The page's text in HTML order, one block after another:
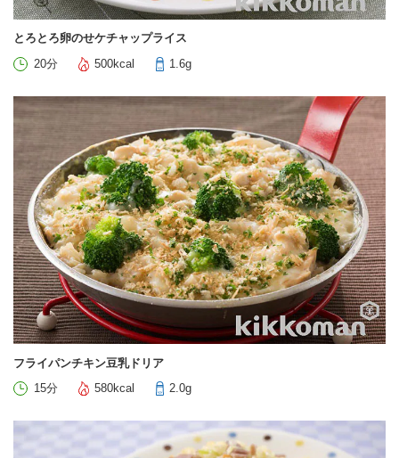
とろとろ卵のせケチャップライス
20分
500kcal 1.6g
フライパンチキン豆乳ドリア
15分
580kcal 2.0g